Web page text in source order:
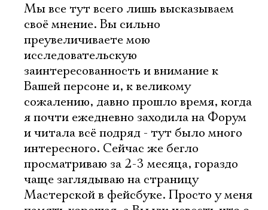
Мы все тут всего лишь высказываем
своё мнение. Вы сильно
преувеличиваете мою
исследовательскую
заинтересованность и внимание к
Вашей персоне и, к великому
сожалению, давно прошло время, когда
я почти ежедневно заходила на Форум
и читала всё подряд - тут было много
интересного. Сейчас же бегло
просматриваю за 2-3 месяца, гораздо
чаще заглядываю на страницу
Мастерской в фейсбуке. Просто у меня